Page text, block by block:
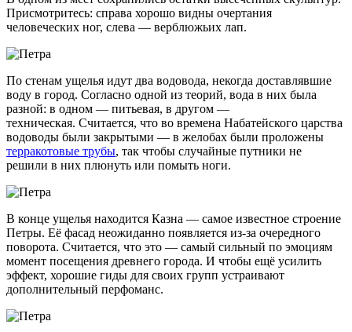
Присмотритесь: справа хорошо видны очертания
человеческих ног, слева — верблюжьих лап.
По стенам ущелья идут два водовода, некогда доставлявшие
воду в город. Согласно одной из теорий, вода в них была
разной: в одном — питьевая, в другом —
техническая. Считается, что во времена Набатейского царства
водоводы были закрытыми — в желобах были проложены
терракотовые трубы, так чтобы случайные путники не
решили в них плюнуть или помыть ноги.
В конце ущелья находится Казна — самое известное строение
Петры. Её фасад неожиданно появляется из-за очередного
поворота. Считается, что это — самый сильный по эмоциям
момент посещения древнего города. И чтобы ещё усилить
эффект, хорошие гиды для своих групп устраивают
дополнительный перфоманс.